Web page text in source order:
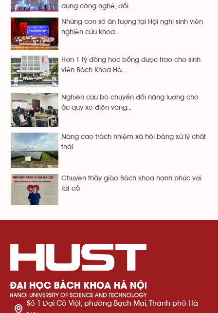
dụng công nghệ, đổi...
Những con số ấn tượng tại Hội nghị sinh viên
nghiên cứu khoa...
Hơn 1 tỷ đồng học bổng được trao cho sinh
viên Bách Khoa Hà...
Nghiên cứu bộ chuyển đổi năng lượng cho
ắc quy xe điện vòng...
Nâng cao trách nhiệm xã hội bằng xử lý chất
thải
Chuyện thầy giáo Bách khoa hạnh phúc với
tất cả
Số 1 Đại Cồ Việt, phường Bạch Mai, Thành phố Hà